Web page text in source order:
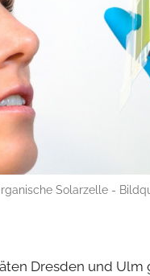
Solarzelle -
Dresden und